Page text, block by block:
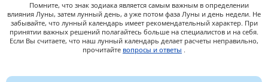
Помните, что знак зодиака является самым важным в определении
влияния Луны, затем лунный день, а уже потом фаза Луны и день недели. Не
забывайте, что лунный календарь имеет рекомендательный характер. При
принятии важных решений полагайтесь больше на специалистов и на себя.
Если Вы считаете, что наш лунный календарь делает расчеты неправильно,
прочитайте вопросы и ответы .